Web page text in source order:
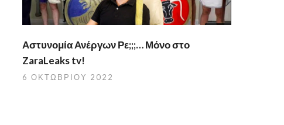
Αστυνομία Ανέργων Ρε;;;… Μόνο στο
ZaraLeaks tv!
6 ΟΚΤΩΒΡΊΟΥ 2022